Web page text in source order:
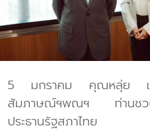
5 มกราคม คุณหลุ่ย แ
สัมภาษณ์ฯพณฯ ท่าน
ประธานรัฐสภาไทย